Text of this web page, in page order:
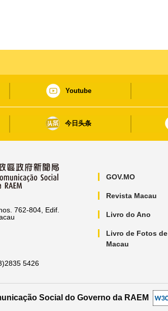
Youtube
今日头条
762-804, Edif.
5426
GOV.MO
Revista Macau
Livro do Ano
Livro de Fotos de
Macau
Social do Governo da RAEM